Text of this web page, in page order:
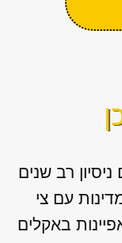
רב שנים
עם צי
באקלים